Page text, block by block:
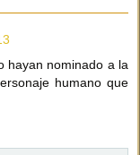
hayan nominado a la
humano que